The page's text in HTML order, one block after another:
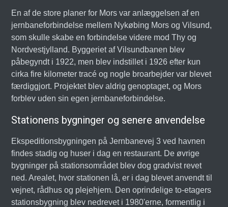
En af de store planer for Mors var anlæggelsen af en
jernbaneforbindelse mellem Nykøbing Mors og Vilsund,
som skulle skabe en forbindelse videre mod Thy og
Nordvestjylland. Byggeriet af Vilsundbanen blev
påbegyndt i 1922, men blev indstillet i 1926 efter kun
cirka fire kilometer tracé og nogle broarbejder var blevet
færdiggjort. Projektet blev aldrig genoptaget, og Mors
forblev uden sin egen jernbaneforbindelse.
Stationens bygninger og senere anvendelse
Ekspeditionsbygningen på Jernbanevej 3 ved havnen
findes stadig og huser i dag en restaurant. De øvrige
bygninger på stationsområdet blev dog gradvist revet
ned. Arealet, hvor stationen lå, er i dag blevet anvendt til
vejnet, rådhus og plejehjem. Den oprindelige to-etagers
stationsbygning blev nedrevet i 1980'erne, formentlig i